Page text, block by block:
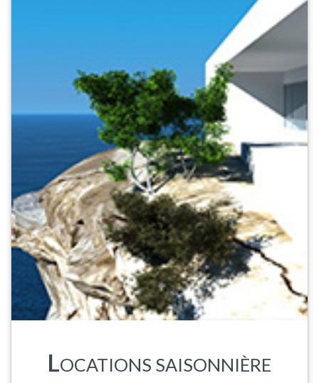
LOCATIONS SAISONNIÈRE